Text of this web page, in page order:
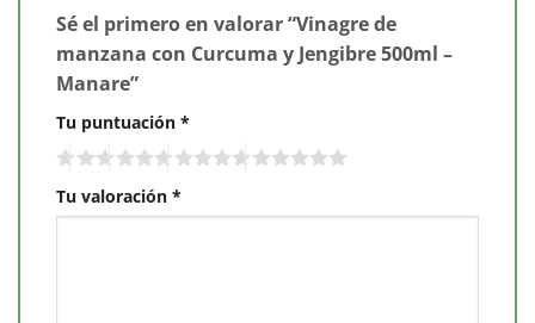
Sé el primero en valorar “Vinagre de
manzana con Curcuma y Jengibre 500ml –
Manare”
Tu puntuación *
Tu valoración *